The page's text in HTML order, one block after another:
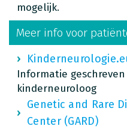
mogelijk.
Meer info voor
Informatie
kinderneuroloog
Genetic and Rare
Center (GARD)